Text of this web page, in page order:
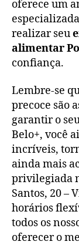
oferece um
realizar seu
alimentar
confiança.
Lembre-se
precoce são
garantir o
Belo+, você
incríveis,
ainda mais
privilegiada
Santos, 20 –
horários
todos os
oferecer o